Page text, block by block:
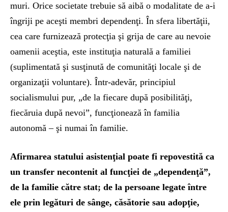
muri. Orice societate trebuie să aibă o modalitate de a-i
îngriji pe aceşti membri dependenţi. În sfera libertăţii,
cea care furnizează protecţia şi grija de care au nevoie
oamenii aceştia, este instituţia naturală a familiei
(suplimentată şi susţinută de comunităţi locale şi de
organizaţii voluntare). Într-adevăr, principiul
socialismului pur, „de la fiecare după posibilităţi,
fiecăruia după nevoi”, funcţionează în familia
autonomă – şi numai în familie.
Afirmarea statului asistenţial poate fi repovestită ca
un transfer necontenit al funcţiei de „dependenţă”,
de la familie către stat; de la persoane legate între
ele prin legături de sânge, căsătorie sau adopţie,